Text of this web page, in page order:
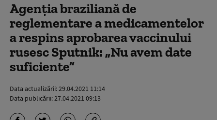
Agenția braziliană de
reglementare a medicamentelor
a respins aprobarea vaccinului
rusesc Sputnik: „Nu avem date
suficiente”
Data actualizării:29.04.2021 11:14
Data publicării:27.04.2021 09:13